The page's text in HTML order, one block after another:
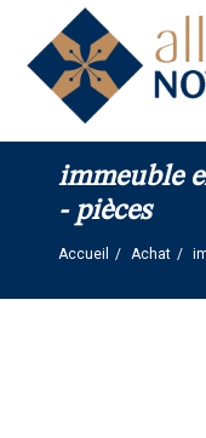
immeuble
- pièces
Accueil Achat
Panneau de gestion